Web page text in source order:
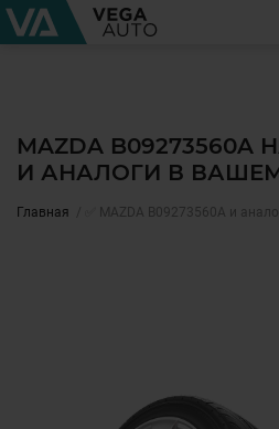
MAZDA
И АНАЛОГИ В
Главная ✅ MAZDA B09273560A и